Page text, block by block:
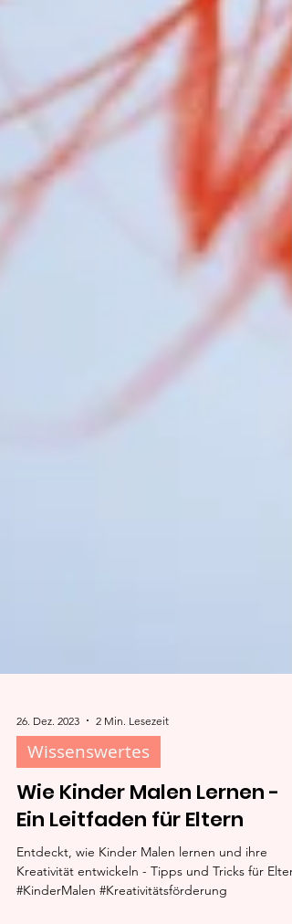
26. Dez. 2023 2 Min. Lesezeit
Wissenswertes
Wie Kinder Malen Lernen -
Ein Leitfaden für Eltern